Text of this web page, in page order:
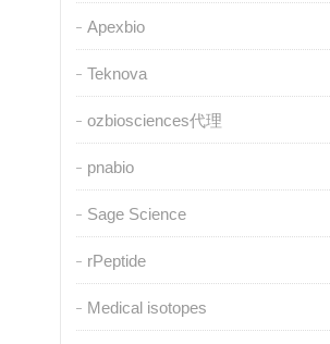
Apexbio
Teknova
ozbiosciences代理
pnabio
Sage Science
rPeptide
Medical isotopes